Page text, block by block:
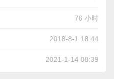
76 小时
2018-8-1 18:44
2021-1-14 08:39